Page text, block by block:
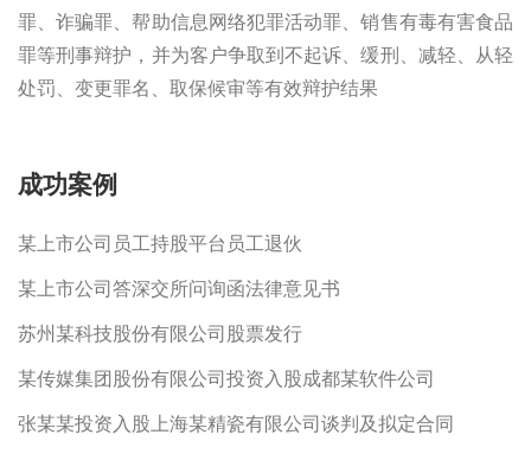
罪、诈骗罪、帮助信息网络犯罪活动罪、销售有毒有害食品
罪等刑事辩护，并为客户争取到不起诉、缓刑、减轻、从轻
处罚、变更罪名、取保候审等有效辩护结果
成功案例
某上市公司员工持股平台员工退伙
某上市公司答深交所问询函法律意见书
苏州某科技股份有限公司股票发行
某传媒集团股份有限公司投资入股成都某软件公司
张某某投资入股上海某精瓷有限公司谈判及拟定合同